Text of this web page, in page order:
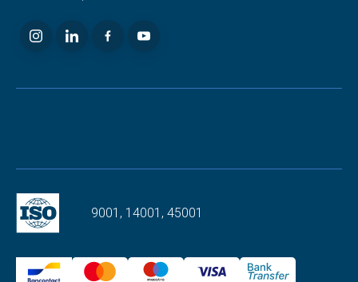
9001, 14001, 45001